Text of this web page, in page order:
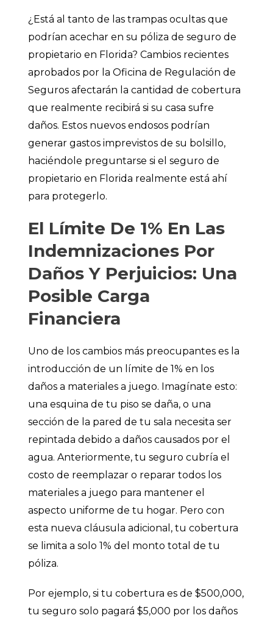
¿Está al tanto de las trampas ocultas que
podrían acechar en su póliza de seguro de
propietario en Florida? Cambios recientes
aprobados por la Oficina de Regulación de
Seguros afectarán la cantidad de cobertura
que realmente recibirá si su casa sufre
daños. Estos nuevos endosos podrían
generar gastos imprevistos de su bolsillo,
haciéndole preguntarse si el seguro de
propietario en Florida realmente está ahí
para protegerlo.
El Límite De 1% En Las
Indemnizaciones Por
Daños Y Perjuicios: Una
Posible Carga
Financiera
Uno de los cambios más preocupantes es la
introducción de un límite de 1% en los
daños a materiales a juego. Imagínate esto:
una esquina de tu piso se daña, o una
sección de la pared de tu sala necesita ser
repintada debido a daños causados por el
agua. Anteriormente, tu seguro cubría el
costo de reemplazar o reparar todos los
materiales a juego para mantener el
aspecto uniforme de tu hogar. Pero con
esta nueva cláusula adicional, tu cobertura
se limita a solo 1% del monto total de tu
póliza.
Por ejemplo, si tu cobertura es de $500,000,
tu seguro solo pagará $5,000 por los daños